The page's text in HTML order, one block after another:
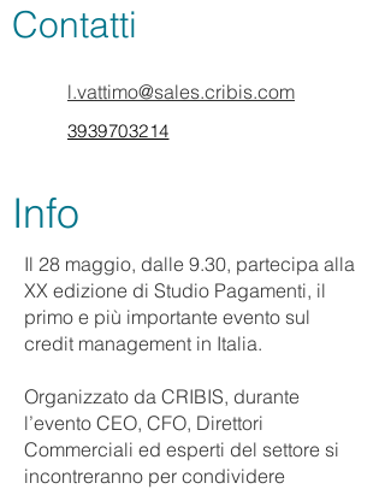
Contatti
l.vattimo@sales.cribis.com
3939703214
Info
Il 28 maggio, dalle 9.30, partecipa alla
XX edizione di Studio Pagamenti, il
primo e più importante evento sul
credit management in Italia.
Organizzato da CRIBIS, durante
l’evento CEO, CFO, Direttori
Commerciali ed esperti del settore si
incontreranno per condividere